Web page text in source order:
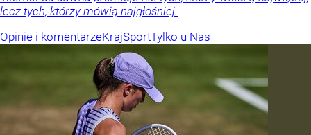
lecz tych, którzy mówią najgłośniej.
Opinie i komentarzeKrajSportTylko u Nas